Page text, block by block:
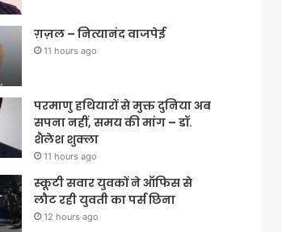
ग़ज़ल – नित्यानंद वाजपेई
11 hours ago
परमाणु हथियारों से मुक्त दुनिया अब
सपना नहीं, समय की मांग – डॉ.
शैलेश शुक्ला
11 hours ago
स्कूटी सवार युवकों ने ऑफिस से
लौट रही युवती का पर्स छिना
12 hours ago